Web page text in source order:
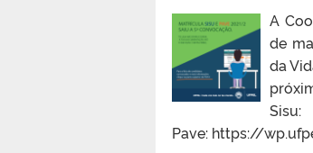
A
de
da
Sisu:
Pave: https://